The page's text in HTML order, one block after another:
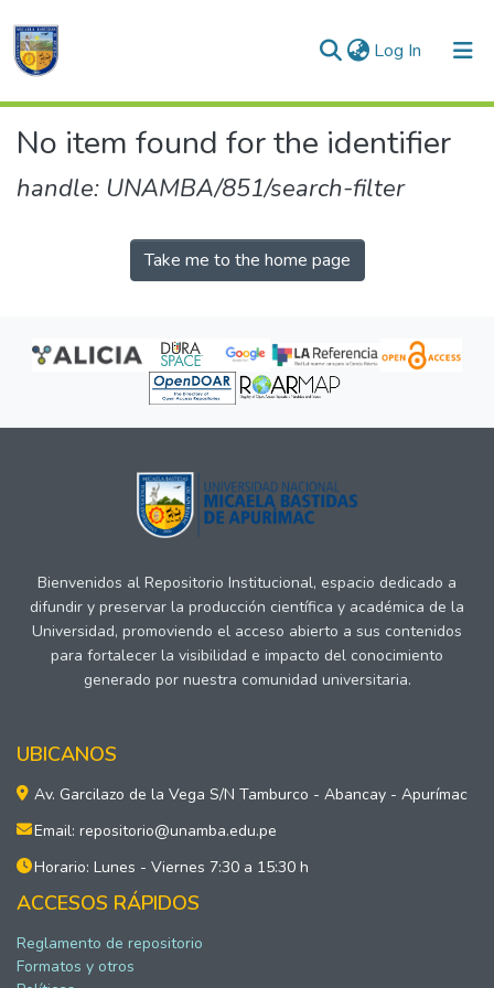
Log In (current)
Communities & Collections
No item found for the identifier
handle: UNAMBA/851/search-filter
Take me to the home page
Bienvenidos al Repositorio Institucional, espacio dedicado a
difundir y preservar la producción científica y académica de la
Universidad, promoviendo el acceso abierto a sus contenidos
para fortalecer la visibilidad e impacto del conocimiento
generado por nuestra comunidad universitaria.
UBICANOS
Av. Garcilazo de la Vega S/N Tamburco - Abancay - Apurímac
Email: repositorio@unamba.edu.pe
Horario: Lunes - Viernes 7:30 a 15:30 h
ACCESOS RÁPIDOS
Reglamento de repositorio
Formatos y otros